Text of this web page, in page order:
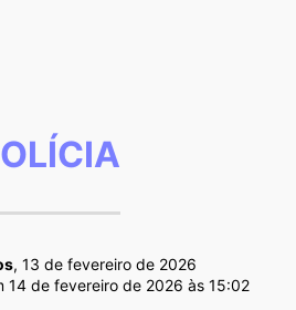
, 13 de fevereiro de 2026
14 de fevereiro de 2026 às 15:02